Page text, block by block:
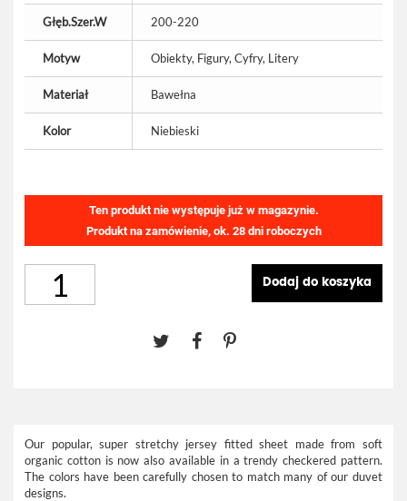
Głęb.Szer.W 200-220
Motyw Obiekty, Figury, Cyfry, Litery
Materiał Bawełna
Kolor Niebieski
Ten produkt nie występuje już w magazynie.
Produkt na zamówienie, ok. 28 dni roboczych
Dodaj do koszyka
Our popular, super stretchy jersey fitted sheet made from soft
organic cotton is now also available in a trendy checkered pattern.
The colors have been carefully chosen to match many of our duvet
designs.